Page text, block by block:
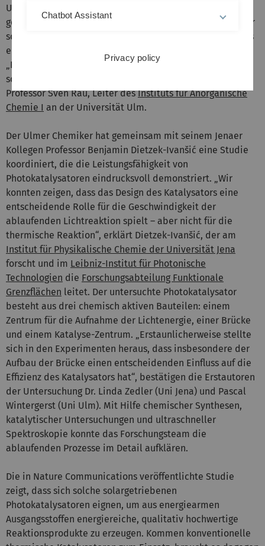
Universitäten Ulm und Jena erbracht. Ihnen ist es
gelungen, einen sonnenlichtgetriebenen Photokatalysator
so zu optimieren, dass dieser schneller und effizienter als
ein konventioneller thermischer Katalysator arbeitet.
„Diese Entwicklung stößt das Tor zu einer nachhaltigen
solaren Zukunft der chemischen Industrie auf“, so
Professor Sven Rau, Leiter desInstituts für Anorganische
Chemie I an der Universität Ulm.
Der Ulmer Chemiker hat gemeinsam mit seinem Jenaer
Kollegen Professor Benjamin Dietzek-Ivanšić eine Studie
koordiniert, die die Leistungsfähigkeit von
Photokatalysatoren eindrucksvoll demonstriert. „Wir
konnten zeigen, dass das Design des Katalysators eine
entscheidende Rolle für die Geschwindigkeit der
ablaufenden Lichtreaktion spielt – aber nicht für die
thermische Reaktion“, erklärt Dietzek-Ivanšić, der am
Institut für Physikalische Chemie der Universität Jena
forscht und im Leibniz-Institut für Photonische
Technologien die Forschungsabteilung Funktionale
Grenzflächen leitet. Der untersuchte Photokatalysator
besteht aus drei chemisch aktiven Bauteilen: einem
Zentrum für die Aufnahme der Lichtenergie, einer Brücke
und einem Katalyse-Zentrum. „Erstaunlicherweise stellte
sich in den Experimenten heraus, dass insbesondere der
Aufbau der Brücke einen entscheidenden Einfluss auf die
Effizienz des Katalysators hat“, bestätigen die Erstautoren
der Untersuchung Dr. Linda Zedler (Uni Jena) und Pascal
Wintergerst (Uni Ulm). Mit Hilfe chemischer Synthesen,
katalytischer Untersuchungen und ultraschneller
Spektroskopie konnte das Forschungsteam die
ablaufenden Prozesse im Detail aufklären.
Die in Nature Communications veröffentlichte Studie
zeigt, dass sich solche solargetriebenen
Photokatalysatoren eignen, um aus energiearmen
Ausgangsstoffen energiereiche, qualitativ hochwertige
Reaktionsprodukte zu erzeugen. Kommen konventionelle
Chatbot Assistant
Privacy policy